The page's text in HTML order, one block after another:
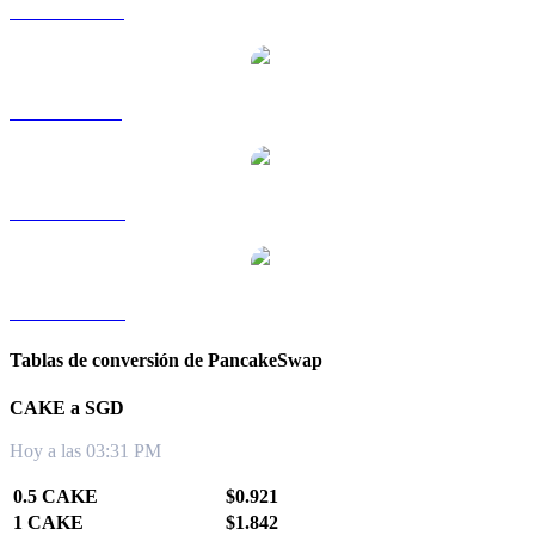
Tablas de conversión de PancakeSwap
CAKE a SGD
Hoy a las 03:31 PM
0.5 CAKE
$0.921
1 CAKE
$1.842